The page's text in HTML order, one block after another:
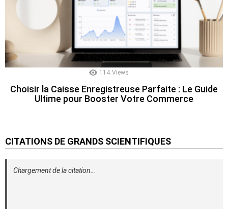
114 Views
Choisir la Caisse Enregistreuse Parfaite : Le Guide
Ultime pour Booster Votre Commerce
CITATIONS DE GRANDS SCIENTIFIQUES
Chargement de la citation…